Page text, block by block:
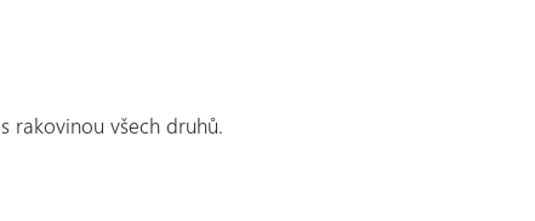
rakovinou všech druhů.